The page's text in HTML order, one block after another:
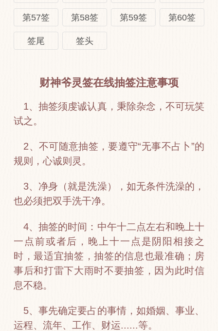
第57签 第58签 第59签 第60签
签尾 签头
财神爷灵签在线抽签注意事项
1、抽签须虔诚认真，秉除杂念，不可玩笑
试之。
2、不可随意抽签，要遵守“无事不占卜”的
规则，心诚则灵。
3、净身（就是洗澡），如无条件洗澡的，
也必须把双手洗干净。
4、抽签的时间：中午十二点左右和晚上十
一点前或者后，晚上十一点是阴阳相接之
时，最适宜抽签，抽签的信息也最准确；房
事后和打雷下大雨时不要抽签，因为此时信
息不稳。
5、事先确定要占的事情，如婚姻、事业、
运程、流年、工作、财运......等。